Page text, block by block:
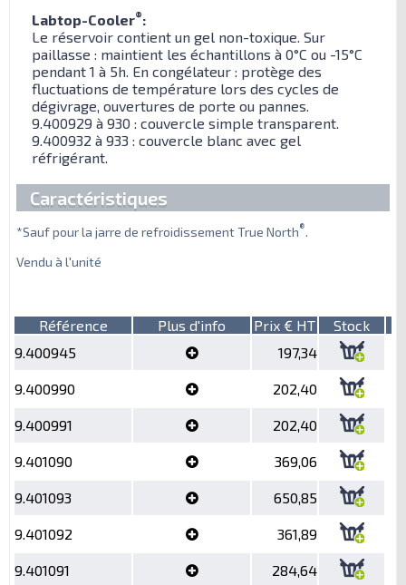
Labtop-Cooler®:
Le réservoir contient un gel non-toxique. Sur
paillasse : maintient les échantillons à 0°C ou -15°C
pendant 1 à 5h. En congélateur : protège des
fluctuations de température lors des cycles de
dégivrage, ouvertures de porte ou pannes.
9.400929 à 930 : couvercle simple transparent.
9.400932 à 933 : couvercle blanc avec gel
réfrigérant.
Caractéristiques
*Sauf pour la jarre de refroidissement True North®
Vendu à l'unité
Référence Plus d'info Prix € HT
Stock
9.400945
197,34
9.400990 202,40
9.400991 202,40
9.401090 369,06
9.401093 650,85
9.401092 361,89
9.401091 284,64